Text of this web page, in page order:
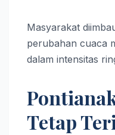
Masyarakat
perubahan cuaca
dalam intensitas
Tetap